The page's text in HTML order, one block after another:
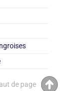
de page